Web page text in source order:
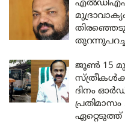
എൽഡിഎഫ്
ജൂൺ 15
ദിനം